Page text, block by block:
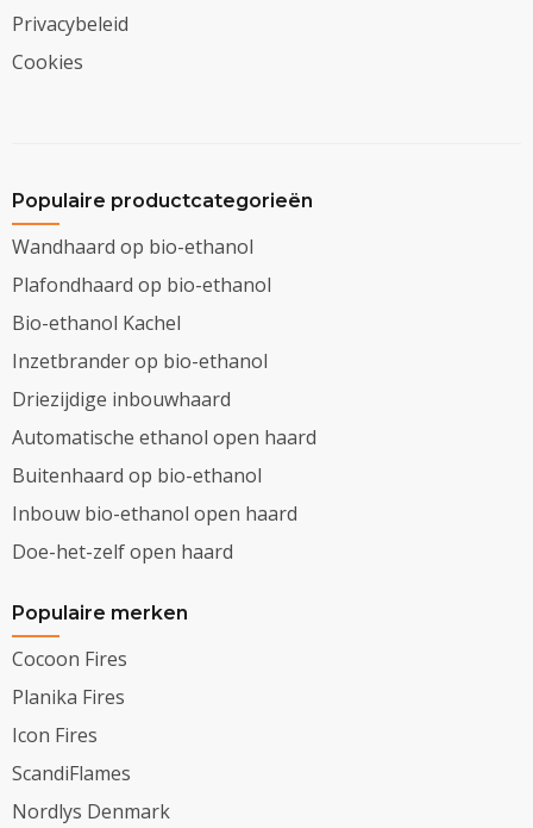
Privacybeleid
Cookies
Populaire productcategorieën
Wandhaard op bio-ethanol
Plafondhaard op bio-ethanol
Bio-ethanol Kachel
Inzetbrander op bio-ethanol
Driezijdige inbouwhaard
Automatische ethanol open haard
Buitenhaard op bio-ethanol
Inbouw bio-ethanol open haard
Doe-het-zelf open haard
Populaire merken
Cocoon Fires
Planika Fires
Icon Fires
ScandiFlames
Nordlys Denmark